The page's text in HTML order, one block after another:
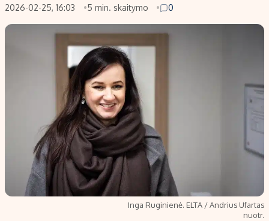
Saulės elektrinės
Kriptovaliutos
Migracija
Būsto finansai
Įdomios naujienos
Redakcija
Apie mus
2026-02-25, 16:03
5 min. skaitymo 0
Inga Ruginienė. ELTA / Andrius Ufartas
nuotr.